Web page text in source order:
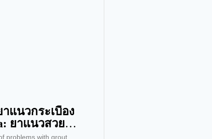
แนวกระเบื้อง
ยาแนวสวย
น จบทุกปัญหา
problems with grout